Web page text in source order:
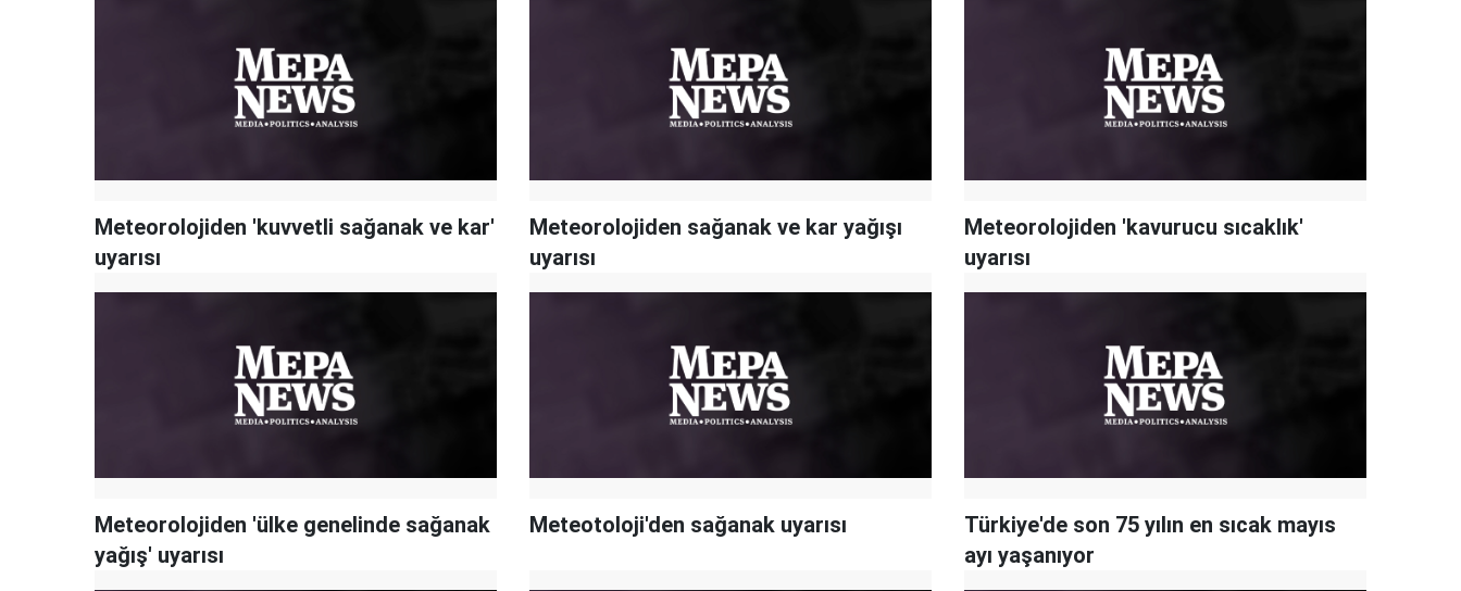
Meteorolojiden 'kuvvetli sağanak ve kar'
uyarısı
Meteorolojiden sağanak ve kar yağışı
uyarısı
Meteorolojiden 'kavurucu sıcaklık'
uyarısı
Meteorolojiden 'ülke genelinde sağanak
yağış' uyarısı
Meteotoloji'den sağanak uyarısı
Türkiye'de son 75 yılın en sıcak mayıs
ayı yaşanıyor